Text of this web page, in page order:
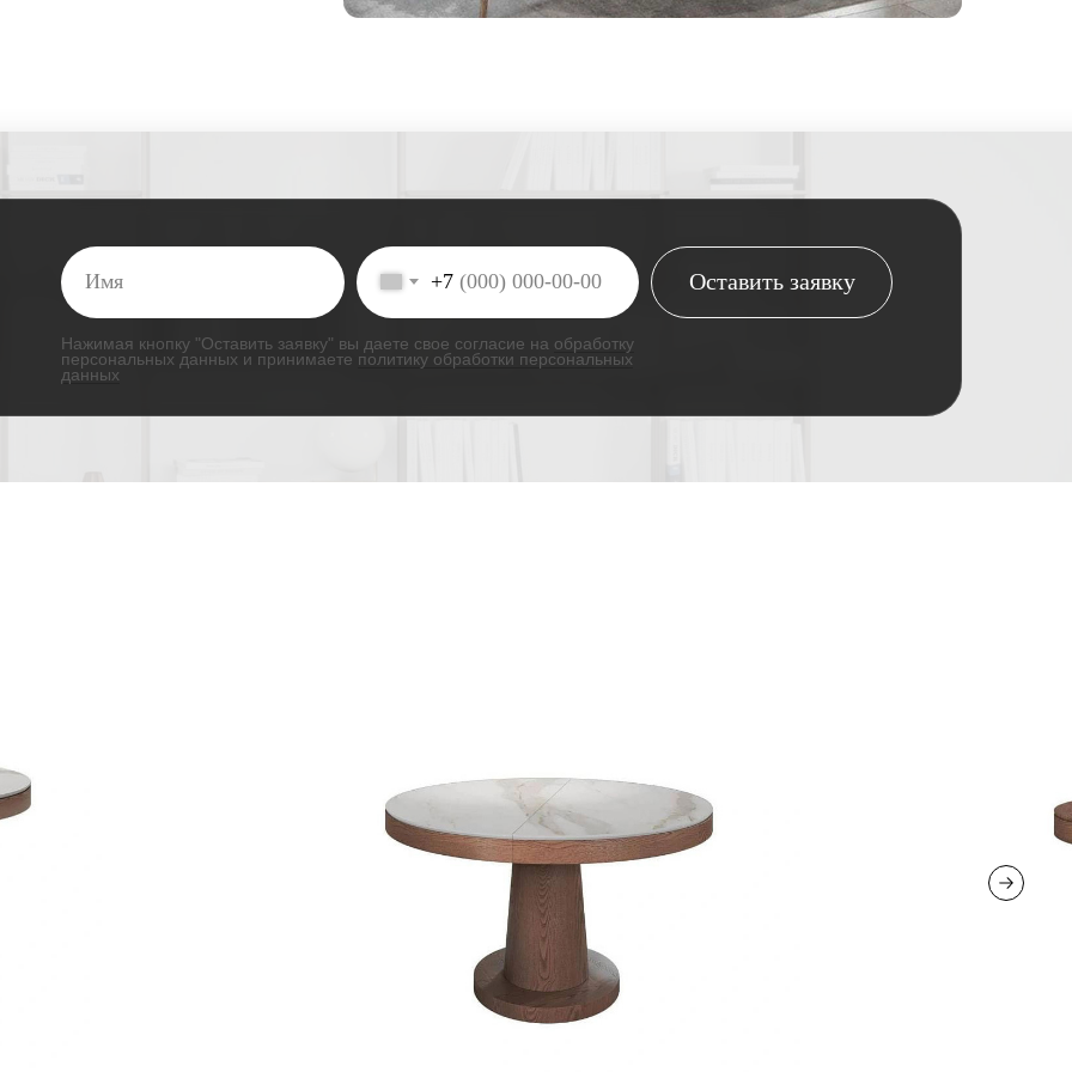
Нажимая кнопку "Оставить заявку" вы даете свое согласие на обработку
персональных данных и принимаете политику обработки персональных
данных
+7 Оставить заявку